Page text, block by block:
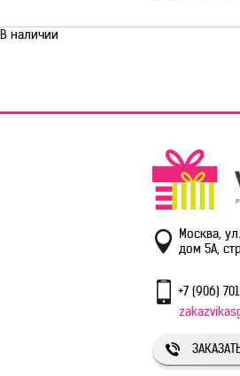
В наличии
Москва,
дом 5А,
+7 (906)